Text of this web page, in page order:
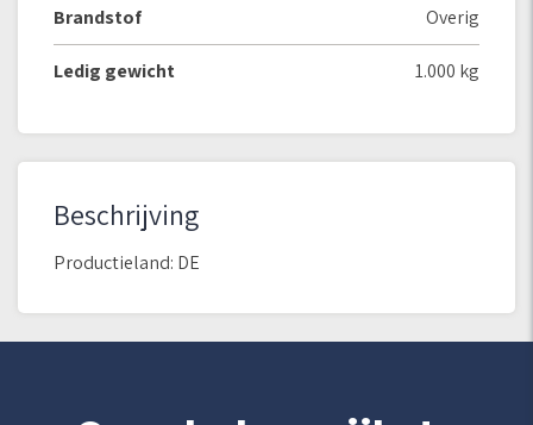
Brandstof Overig
Ledig gewicht 1.000 kg
Beschrijving
Productieland: DE